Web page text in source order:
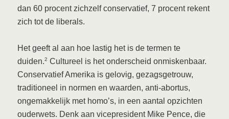
dan 60 procent zichzelf conservatief, 7 procent rekent
zich tot de liberals.
Het geeft al aan hoe lastig het is de termen te
duiden.2 Cultureel is het onderscheid onmiskenbaar.
Conservatief Amerika is gelovig, gezagsgetrouw,
traditioneel in normen en waarden, anti-abortus,
ongemakkelijk met homo’s, in een aantal opzichten
ouderwets. Denk aan vicepresident Mike Pence, die